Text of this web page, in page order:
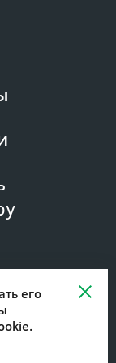
его
.